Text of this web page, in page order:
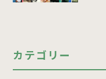
カテゴリー